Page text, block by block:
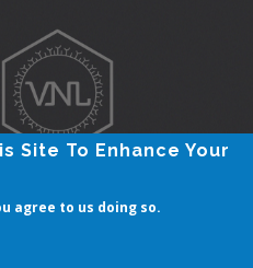
Site To Enhance Your
agree to us doing so.